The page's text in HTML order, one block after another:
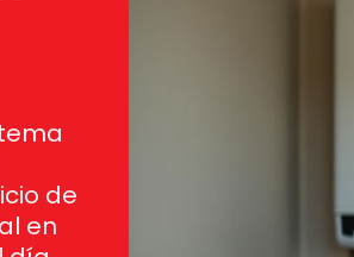
de
en